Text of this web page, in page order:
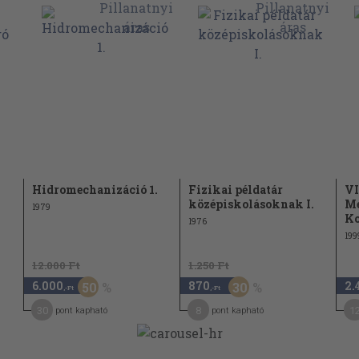
203
Hidromechanizáció 1.
1979
12.000 Ft
6.000 ,-Ft 50
pont kapható
Fizikai példatár
középiskolásoknak I.
1976
1.250 Ft
870 ,-Ft 30
pont kapható